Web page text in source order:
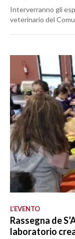
Interverranno gli
veterinario del
L’EVENTO
Rassegna de
laboratorio